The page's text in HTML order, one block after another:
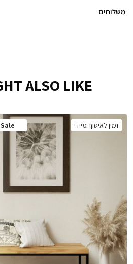
משלוחים
ALSO LIKE
זמין לאיסוף מיידי